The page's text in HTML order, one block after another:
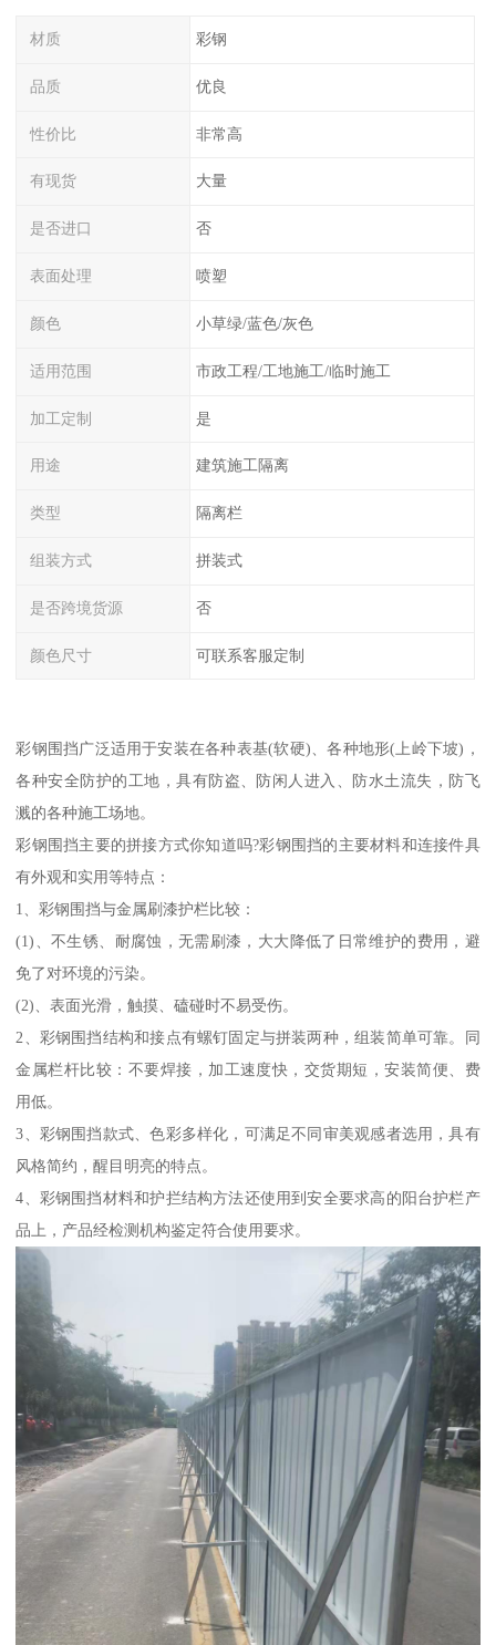
材质 彩钢
品质 优良
性价比 非常高
有现货 大量
是否进口 否
表面处理 喷塑
颜色 小草绿/蓝色/灰色
适用范围 市政工程/工地施工/临时施工
加工定制 是
用途 建筑施工隔离
类型 隔离栏
组装方式 拼装式
是否跨境货源 否
颜色尺寸 可联系客服定制
彩钢围挡广泛适用于安装在各种表基(软硬)、各种地形(上岭下坡)，
各种安全防护的工地，具有防盗、防闲人进入、防水土流失，防飞
溅的各种施工场地。
彩钢围挡主要的拼接方式你知道吗?彩钢围挡的主要材料和连接件具
有外观和实用等特点：
1、彩钢围挡与金属刷漆护栏比较：
(1)、不生锈、耐腐蚀，无需刷漆，大大降低了日常维护的费用，避
免了对环境的污染。
(2)、表面光滑，触摸、磕碰时不易受伤。
2、彩钢围挡结构和接点有螺钉固定与拼装两种，组装简单可靠。同
金属栏杆比较：不要焊接，加工速度快，交货期短，安装简便、费
用低。
3、彩钢围挡款式、色彩多样化，可满足不同审美观感者选用，具有
风格简约，醒目明亮的特点。
4、彩钢围挡材料和护拦结构方法还使用到安全要求高的阳台护栏产
品上，产品经检测机构鉴定符合使用要求。